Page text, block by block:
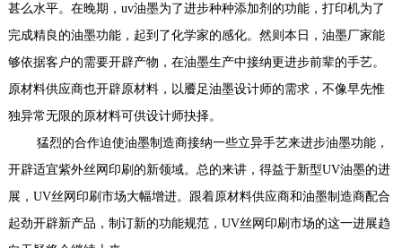
甚么水平。在晚期，uv油墨为了进步种种添加剂的功能，打印机为了
完成精良的油墨功能，起到了化学家的感化。然则本日，油墨厂家能
够依据客户的需要开辟产物，在油墨生产中接纳更进步前辈的手艺。
原材料供应商也开辟原材料，以餍足油墨设计师的需求，不像早先惟
独异常无限的原材料可供设计师抉择。
猛烈的合作迫使油墨制造商接纳一些立异手艺来进步油墨功能，
开辟适宜紫外丝网印刷的新领域。总的来讲，得益于新型UV油墨的进
展，UV丝网印刷市场大幅增进。跟着原材料供应商和油墨制造商配合
起劲开辟新产品，制订新的功能规范，UV丝网印刷市场的这一进展趋